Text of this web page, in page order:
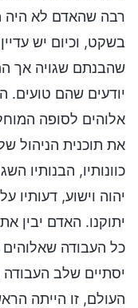
רבה שהאדם לא היה
בשקט, וכיום יש
שהבנתם שגויה אך
יודעים שהם טועים.
אלוהים לסופה
את תוכנית הניהול
כוונותיו, הבנותיו
יהוה וישוע, דעותיו
יתוקנו. האדם יבין
כל העבודה
יסתיים שלב העבודה
העולם, זו הייתה